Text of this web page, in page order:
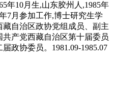
年10月生,山东胶州人,1985年
7月参加工作,博士研究生学
自治区政协党组成员、副主
产党西藏自治区第十届委员
政协委员。1981.09-1985.07